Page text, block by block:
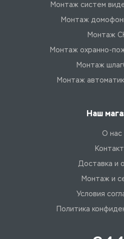
Монтаж систем
Монтаж
Монтаж
Монтаж охранно-
Монтаж
Монтаж
Наш
О нас
Доставка и
Монтаж и
Условия
Политика